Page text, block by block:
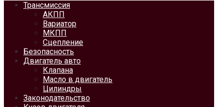
Трансмиссия
АКПП
Вариатор
МКПП
Сцепление
Безопасность
Двигатель авто
Клапана
Масло в двигатель
Цилиндры
Законодательство